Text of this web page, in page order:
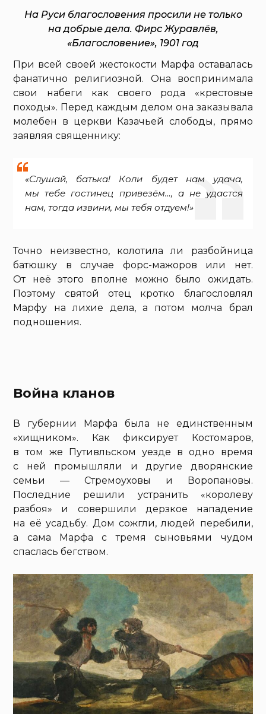
На Руси благословения просили не только
на добрые дела. Фирс Журавлёв,
«Благословение», 1901 год
При всей своей жестокости Марфа оставалась
фанатично религиозной. Она воспринимала
свои набеги как своего рода «крестовые
походы». Перед каждым делом она заказывала
молебен в церкви Казачьей слободы, прямо
заявляя священнику:
«Слушай, батька! Коли будет нам удача,
мы тебе гостинец привезём…, а не удастся
нам, тогда извини, мы тебя отдуем!»
Точно неизвестно, колотила ли разбойница
батюшку в случае форс-мажоров или нет.
От неё этого вполне можно было ожидать.
Поэтому святой отец кротко благословлял
Марфу на лихие дела, а потом молча брал
подношения.
Война кланов
В губернии Марфа была не единственным
«хищником». Как фиксирует Костомаров,
в том же Путивльском уезде в одно время
с ней промышляли и другие дворянские
семьи — Стремоуховы и Воропановы.
Последние решили устранить «королеву
разбоя» и совершили дерзкое нападение
на её усадьбу. Дом сожгли, людей перебили,
а сама Марфа с тремя сыновьями чудом
спаслась бегством.